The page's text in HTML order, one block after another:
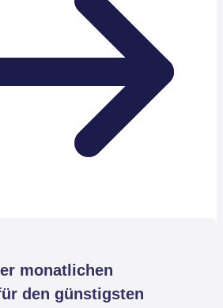
monatlichen
den günstigsten